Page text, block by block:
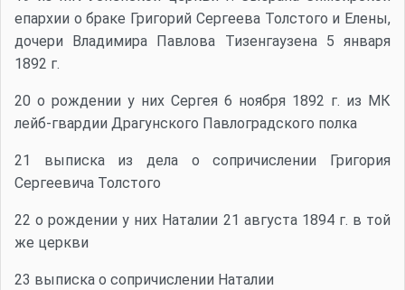
епархии о браке Григорий Сергеева Толстого и Елены,
дочери Владимира Павлова Тизенгаузена 5 января
1892 г.
20 о рождении у них Сергея 6 ноября 1892 г. из МК
лейб-гвардии Драгунского Павлоградского полка
21 выписка из дела о сопричислении Григория
Сергеевича Толстого
22 о рождении у них Наталии 21 августа 1894 г. в той
же церкви
23 выписка о сопричислении Наталии